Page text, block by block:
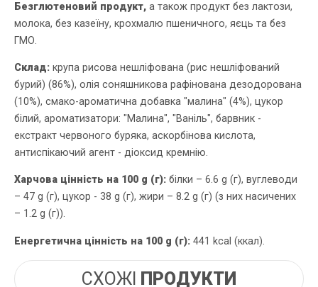
Безглютеновий продукт, а також продукт без лактози,
молока, без казеїну, крохмалю пшеничного, яєць та без
ГМО.
Склад: крупа рисова нешліфована (рис нешліфований
бурий) (86%), олія соняшникова рафінована дезодорована
(10%), смако-ароматична добавка "малина" (4%), цукор
білий, ароматизатори: "Малина", "Ваніль", барвник -
екстракт червоного буряка, аскорбінова кислота,
антиспікаючий агент - діоксид кремнію.
Харчова цінність на 100 g (г): білки – 6.6 g (г), вуглеводи
– 47 g (г), цукор - 38 g (г), жири – 8.2 g (г) (з них насичених
– 1.2 g (г)).
Енергетична цінність на 100 g (г): 441 kcal (ккал).
СХОЖІ ПРОДУКТИ